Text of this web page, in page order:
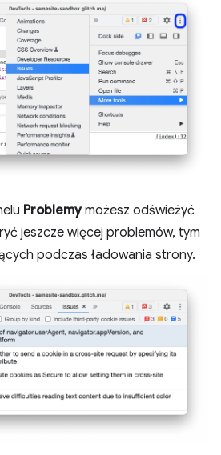
Problemymożesz odświeżyć
jeszcze więcej problemów, tym
podczas ładowania strony.